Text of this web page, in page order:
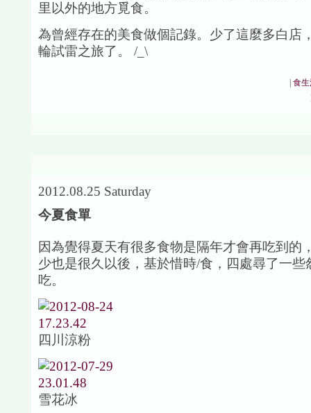
里以外的地方覓食。
為曾經存在的美食做個記錄。少了這麼多白店
輪試雷之旅了。 /_\
|食
2012.08.25 Saturday
今夏食單
因為覺得夏天有很多食物是隔年才會再吃到的
少也是很久以後，基於惜時/食，四處尋了一些
吃。
四川涼粉
雪花冰